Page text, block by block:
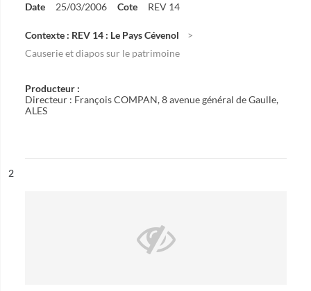
Date 25/03/2006 Cote REV 14
Contexte : REV 14 : Le Pays Cévenol
Causerie et diapos sur le patrimoine
Producteur :
Directeur : François COMPAN, 8 avenue général de Gaulle,
ALES
n°
2